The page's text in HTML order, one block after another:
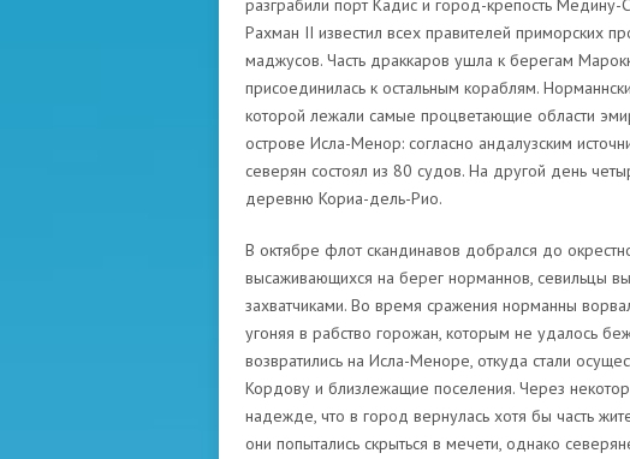
разграбили порт Кадис и город-крепость
Рахман II известил всех правителей приморских
маджусов. Часть драккаров ушла к берегам
присоединилась к остальным кораблям.
которой лежали самые процветающие области
острове Исла-Менор: согласно андалузским
северян состоял из 80 судов. На другой день
деревню Кориа-дель-Рио.
В октябре флот скандинавов добрался до
высаживающихся на берег норманнов, севильцы
захватчиками. Во время сражения норманны
угоняя в рабство горожан, которым не удалось
возвратились на Исла-Меноре, откуда стали
Кордову и близлежащие поселения. Через
надежде, что в город вернулась хотя бы часть
они попытались скрыться в мечети, однако